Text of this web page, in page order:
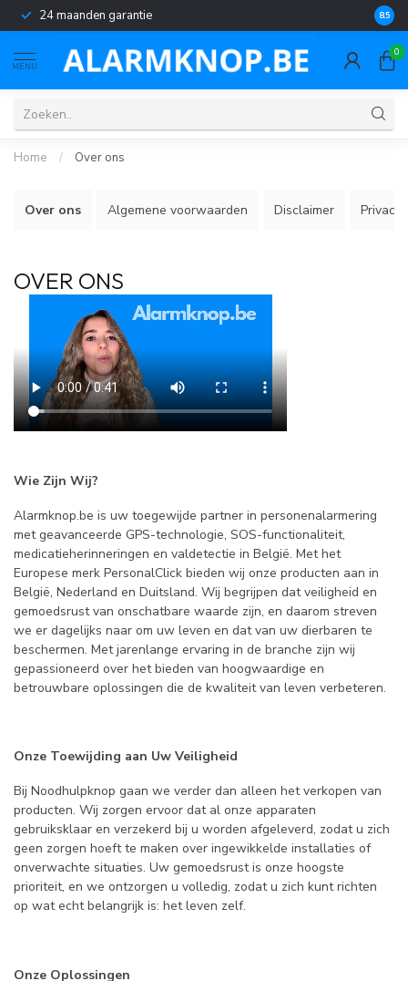
24 maanden garantie Géén
8.5
MENU
0
Home / Over ons
Over ons Algemene voorwaarden Disclaimer Privacy
OVER ONS
Wie Zijn Wij?
Alarmknop.be is uw toegewijde partner in personenalarmering
met geavanceerde GPS-technologie, SOS-functionaliteit,
medicatieherinneringen en valdetectie in België. Met het
Europese merk PersonalClick bieden wij onze producten aan in
België, Nederland en Duitsland. Wij begrijpen dat veiligheid en
gemoedsrust van onschatbare waarde zijn, en daarom streven
we er dagelijks naar om uw leven en dat van uw dierbaren te
beschermen. Met jarenlange ervaring in de branche zijn wij
gepassioneerd over het bieden van hoogwaardige en
betrouwbare oplossingen die de kwaliteit van leven verbeteren.
Onze Toewijding aan Uw Veiligheid
Bij Noodhulpknop gaan we verder dan alleen het verkopen van
producten. Wij zorgen ervoor dat al onze apparaten
gebruiksklaar en verzekerd bij u worden afgeleverd, zodat u zich
geen zorgen hoeft te maken over ingewikkelde installaties of
onverwachte situaties. Uw gemoedsrust is onze hoogste
prioriteit, en we ontzorgen u volledig, zodat u zich kunt richten
op wat echt belangrijk is: het leven zelf.
Onze Oplossingen